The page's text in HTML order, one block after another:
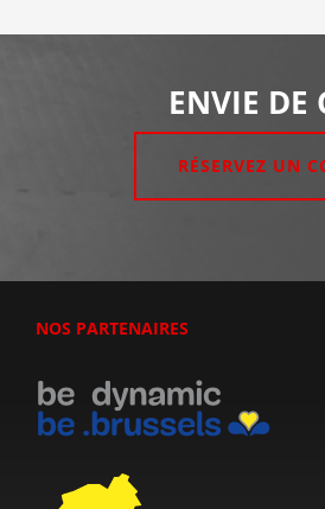
ENVIE DE
RÉSERVEZ UN
NOS PARTENAIRES